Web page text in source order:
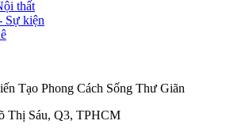
thất
Sự kiện
Tạo Phong Cách Sống Thư Giãn
Thị Sáu, Q3, TPHCM